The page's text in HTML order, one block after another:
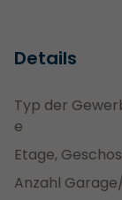
Details
Typ der
e
Etage,
Anzahl